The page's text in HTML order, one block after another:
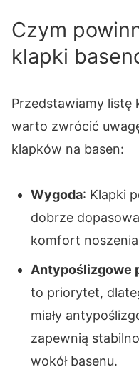
Czym
klapki
Przedstawiamy listę
warto zwrócić
klapków na basen:
Wygoda: Klapki
dobrze
komfort
Antypoślizgowe
to priorytet,
miały
zapewnią
wokół basenu.